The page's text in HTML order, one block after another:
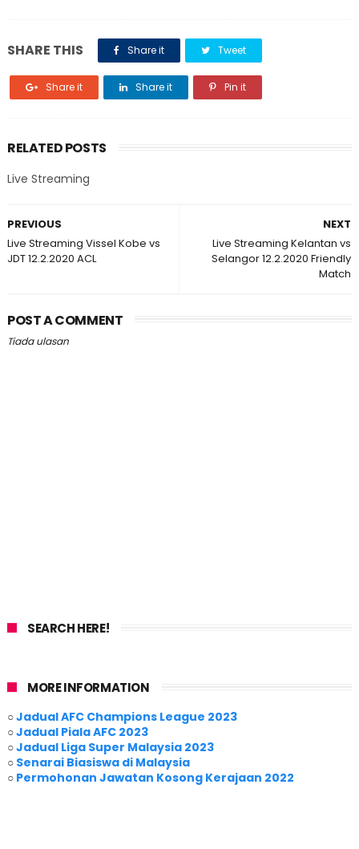
SHARE THIS Share it Tweet
Share it Share it Pin it
RELATED POSTS
Live Streaming
NEXT
Live Streaming Kelantan vs
Selangor 12.2.2020 Friendly
Match
PREVIOUS
Live Streaming Vissel Kobe vs
JDT 12.2.2020 ACL
POST A COMMENT
Tiada ulasan
SEARCH HERE!
MORE INFORMATION
○Jadual AFC Champions League 2023
○Jadual Piala AFC 2023
○Jadual Liga Super Malaysia 2023
○ Senarai Biasiswa di Malaysia
○ Permohonan Jawatan Kosong Kerajaan 2022